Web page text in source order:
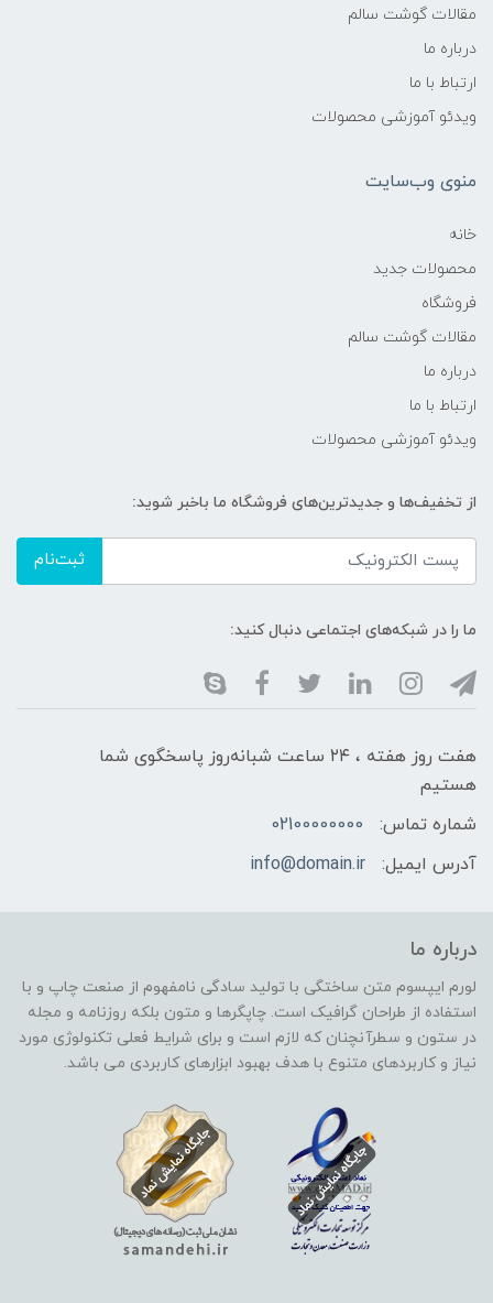
مقالات گوشت سالم
درباره ما
ارتباط با ما
ویدئو آموزشی محصولات
منوی وب‌سایت
خانه
محصولات جدید
فروشگاه
مقالات گوشت سالم
درباره ما
ارتباط با ما
ویدئو آموزشی محصولات
از تخفیف‌ها و جدیدترین‌های فروشگاه ما باخبر شوید:
ثبت‌نام
ما را در شبکه‌های اجتماعی دنبال کنید:
هفت روز هفته ، ۲۴ ساعت شبانه‌روز پاسخگوی شما
هستیم
شماره تماس:
02100000000
آدرس ایمیل:
info@domain.ir
درباره ما
لورم ایپسوم متن ساختگی با تولید سادگی نامفهوم از صنعت چاپ و با
استفاده از طراحان گرافیک است. چاپگرها و متون بلکه روزنامه و مجله
در ستون و سطرآنچنان که لازم است و برای شرایط فعلی تکنولوژی مورد
نیاز و کاربردهای متنوع با هدف بهبود ابزارهای کاربردی می باشد.